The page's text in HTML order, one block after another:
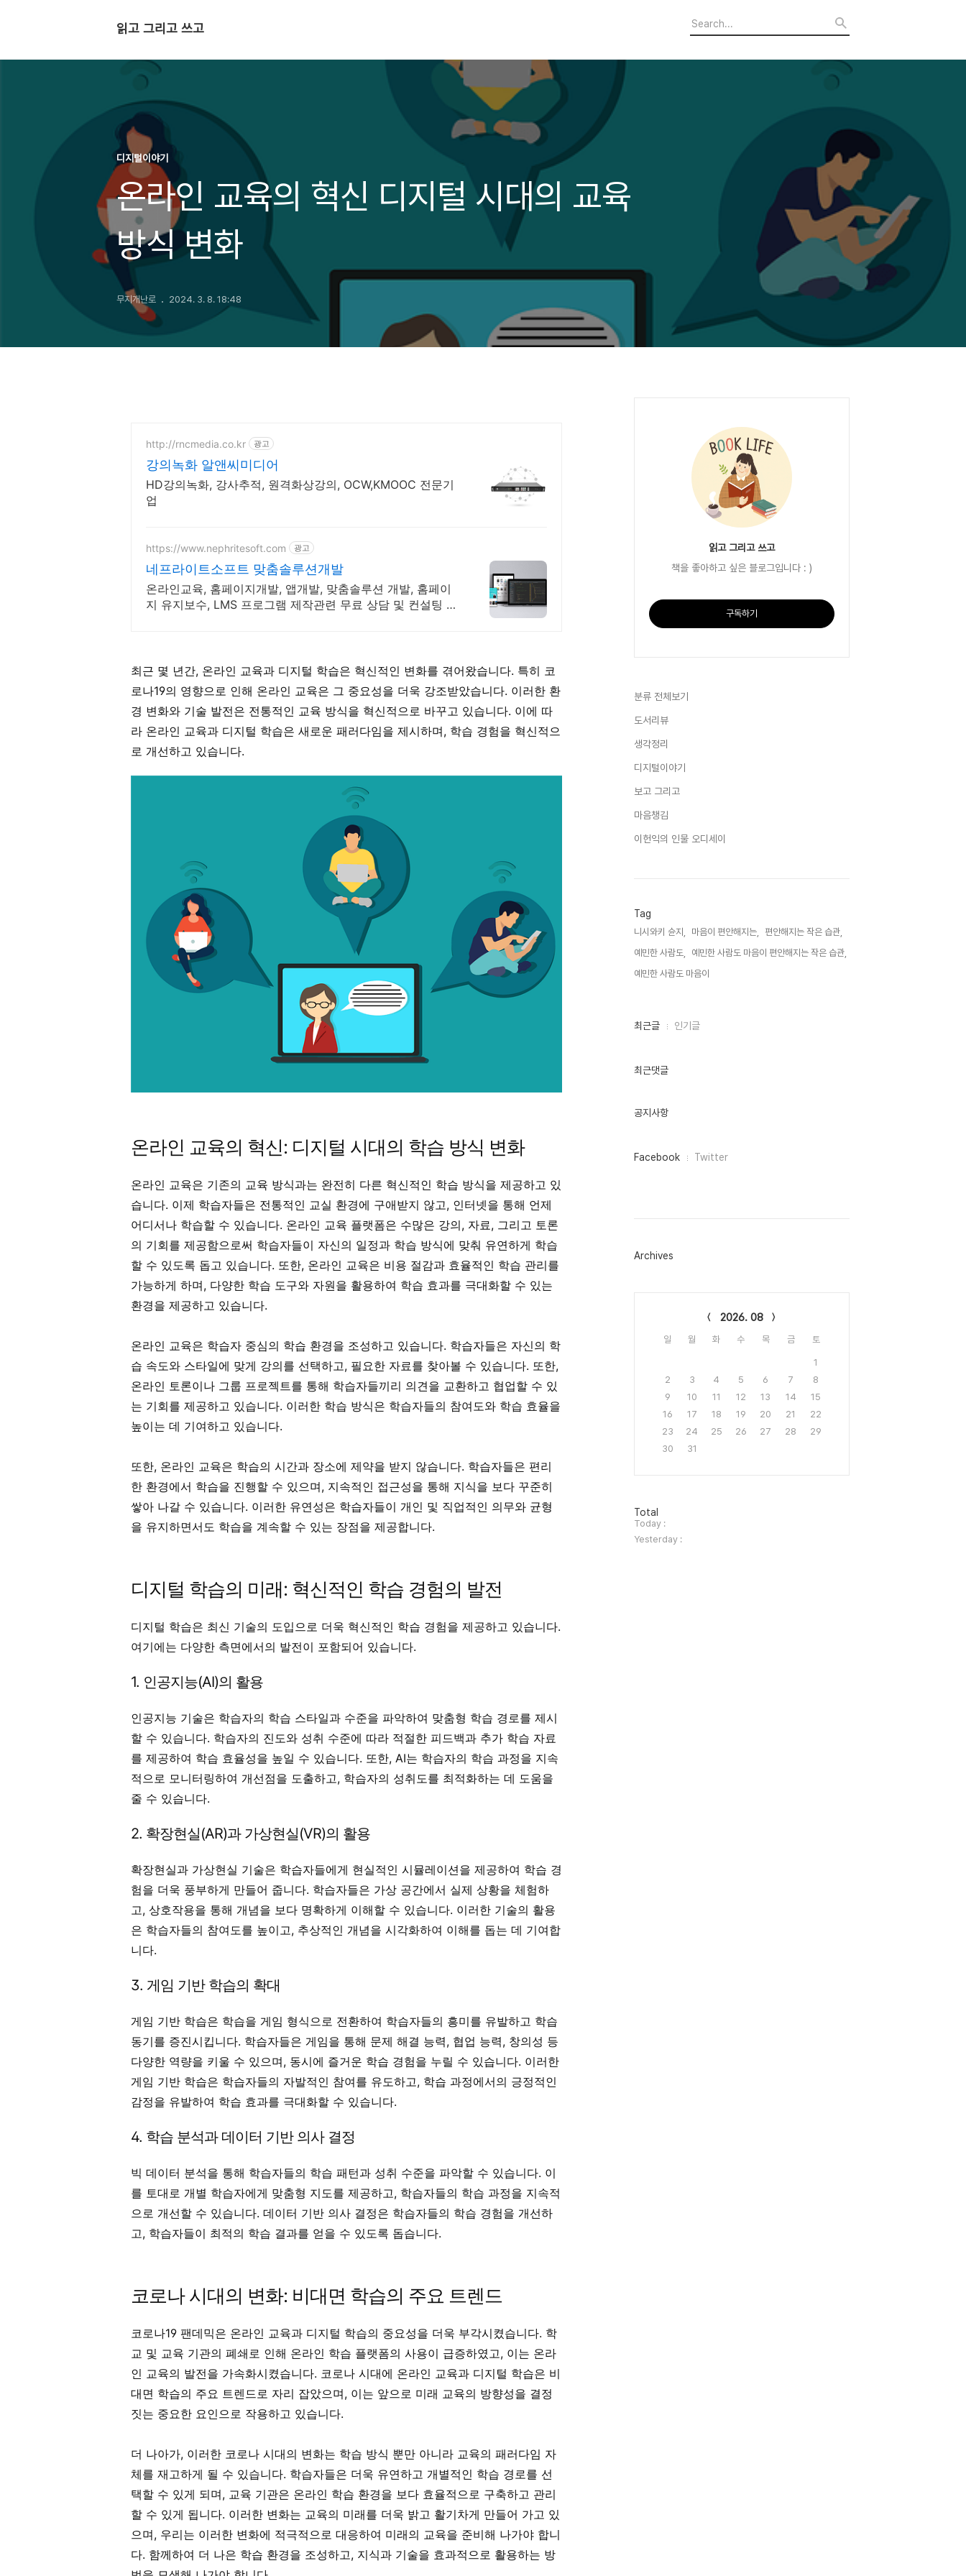
읽고 그리고 쓰고
디지털이야기
온라인 교육의 혁신 디지털 시대의 교육
방식 변화
무지개난로 2024. 3. 8. 18:48
http://rncmedia.co.kr 광고
강의녹화 알앤씨미디어
HD강의녹화, 강사추적, 원격화상강의, OCW,KMOOC 전문기
업
https://www.nephritesoft.com 광고
네프라이트소프트 맞춤솔루션개발
온라인교육, 홈페이지개발, 앱개발, 맞춤솔루션 개발, 홈페이
지 유지보수, LMS 프로그램 제작관련 무료 상담 및 컨설팅 가
최근 몇 년간, 온라인 교육과 디지털 학습은 혁신적인 변화를 겪어왔습니다. 특히 코
로나19의 영향으로 인해 온라인 교육은 그 중요성을 더욱 강조받았습니다. 이러한 환
경 변화와 기술 발전은 전통적인 교육 방식을 혁신적으로 바꾸고 있습니다. 이에 따
라 온라인 교육과 디지털 학습은 새로운 패러다임을 제시하며, 학습 경험을 혁신적으
로 개선하고 있습니다.
온라인 교육의 혁신: 디지털 시대의 학습 방식 변화
온라인 교육은 기존의 교육 방식과는 완전히 다른 혁신적인 학습 방식을 제공하고 있
습니다. 이제 학습자들은 전통적인 교실 환경에 구애받지 않고, 인터넷을 통해 언제
어디서나 학습할 수 있습니다. 온라인 교육 플랫폼은 수많은 강의, 자료, 그리고 토론
의 기회를 제공함으로써 학습자들이 자신의 일정과 학습 방식에 맞춰 유연하게 학습
할 수 있도록 돕고 있습니다. 또한, 온라인 교육은 비용 절감과 효율적인 학습 관리를
가능하게 하며, 다양한 학습 도구와 자원을 활용하여 학습 효과를 극대화할 수 있는
환경을 제공하고 있습니다.
온라인 교육은 학습자 중심의 학습 환경을 조성하고 있습니다. 학습자들은 자신의 학
습 속도와 스타일에 맞게 강의를 선택하고, 필요한 자료를 찾아볼 수 있습니다. 또한,
온라인 토론이나 그룹 프로젝트를 통해 학습자들끼리 의견을 교환하고 협업할 수 있
는 기회를 제공하고 있습니다. 이러한 학습 방식은 학습자들의 참여도와 학습 효율을
높이는 데 기여하고 있습니다.
또한, 온라인 교육은 학습의 시간과 장소에 제약을 받지 않습니다. 학습자들은 편리
한 환경에서 학습을 진행할 수 있으며, 지속적인 접근성을 통해 지식을 보다 꾸준히
쌓아 나갈 수 있습니다. 이러한 유연성은 학습자들이 개인 및 직업적인 의무와 균형
을 유지하면서도 학습을 계속할 수 있는 장점을 제공합니다.
디지털 학습의 미래: 혁신적인 학습 경험의 발전
디지털 학습은 최신 기술의 도입으로 더욱 혁신적인 학습 경험을 제공하고 있습니다.
여기에는 다양한 측면에서의 발전이 포함되어 있습니다.
1. 인공지능(AI)의 활용
인공지능 기술은 학습자의 학습 스타일과 수준을 파악하여 맞춤형 학습 경로를 제시
할 수 있습니다. 학습자의 진도와 성취 수준에 따라 적절한 피드백과 추가 학습 자료
를 제공하여 학습 효율성을 높일 수 있습니다. 또한, AI는 학습자의 학습 과정을 지속
적으로 모니터링하여 개선점을 도출하고, 학습자의 성취도를 최적화하는 데 도움을
줄 수 있습니다.
2. 확장현실(AR)과 가상현실(VR)의 활용
확장현실과 가상현실 기술은 학습자들에게 현실적인 시뮬레이션을 제공하여 학습 경
험을 더욱 풍부하게 만들어 줍니다. 학습자들은 가상 공간에서 실제 상황을 체험하
고, 상호작용을 통해 개념을 보다 명확하게 이해할 수 있습니다. 이러한 기술의 활용
은 학습자들의 참여도를 높이고, 추상적인 개념을 시각화하여 이해를 돕는 데 기여합
니다.
3. 게임 기반 학습의 확대
게임 기반 학습은 학습을 게임 형식으로 전환하여 학습자들의 흥미를 유발하고 학습
동기를 증진시킵니다. 학습자들은 게임을 통해 문제 해결 능력, 협업 능력, 창의성 등
다양한 역량을 키울 수 있으며, 동시에 즐거운 학습 경험을 누릴 수 있습니다. 이러한
게임 기반 학습은 학습자들의 자발적인 참여를 유도하고, 학습 과정에서의 긍정적인
감정을 유발하여 학습 효과를 극대화할 수 있습니다.
4. 학습 분석과 데이터 기반 의사 결정
빅 데이터 분석을 통해 학습자들의 학습 패턴과 성취 수준을 파악할 수 있습니다. 이
를 토대로 개별 학습자에게 맞춤형 지도를 제공하고, 학습자들의 학습 과정을 지속적
으로 개선할 수 있습니다. 데이터 기반 의사 결정은 학습자들의 학습 경험을 개선하
고, 학습자들이 최적의 학습 결과를 얻을 수 있도록 돕습니다.
코로나 시대의 변화: 비대면 학습의 주요 트렌드
코로나19 팬데믹은 온라인 교육과 디지털 학습의 중요성을 더욱 부각시켰습니다. 학
교 및 교육 기관의 폐쇄로 인해 온라인 학습 플랫폼의 사용이 급증하였고, 이는 온라
인 교육의 발전을 가속화시켰습니다. 코로나 시대에 온라인 교육과 디지털 학습은 비
대면 학습의 주요 트렌드로 자리 잡았으며, 이는 앞으로 미래 교육의 방향성을 결정
짓는 중요한 요인으로 작용하고 있습니다.
더 나아가, 이러한 코로나 시대의 변화는 학습 방식 뿐만 아니라 교육의 패러다임 자
체를 재고하게 될 수 있습니다. 학습자들은 더욱 유연하고 개별적인 학습 경로를 선
택할 수 있게 되며, 교육 기관은 온라인 학습 환경을 보다 효율적으로 구축하고 관리
할 수 있게 됩니다. 이러한 변화는 교육의 미래를 더욱 밝고 활기차게 만들어 가고 있
으며, 우리는 이러한 변화에 적극적으로 대응하여 미래의 교육을 준비해 나가야 합니
다. 함께하여 더 나은 학습 환경을 조성하고, 지식과 기술을 효과적으로 활용하는 방
읽고 그리고 쓰고
책을 좋아하고 싶은 블로그입니다 : )
구독하기
분류 전체보기
도서리뷰
생각정리
디지털이야기
보고 그리고
마음챙김
이헌익의 인물 오디세이
Tag
니시와키 슌지, 마음이 편안해지는,
편안해지는 작은 습관,
예민한 사람도,
예민한 사람도 마음이 편안해지는 작은 습관,
예민한 사람도 마음이,
최
인
최근글 인기글
최근댓글
공지사항
페
그
Facebook Twitter
Archives
2026. 08
일 월 화 수 목 금 토
1
2
3 4 5 6 7
8
9
10 11 12 13 14
15
16
17 18 19 20 21
22
23
24 25 26 27 28
29
30
31
방
문
자
수
Total
Today :
Yesterday :